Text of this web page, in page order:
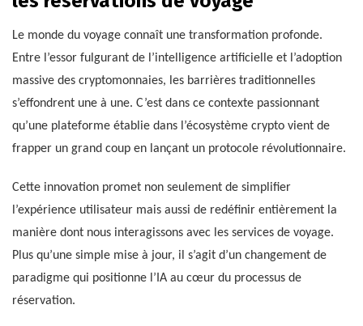
Le monde du voyage connaît une transformation profonde.
Entre l’essor fulgurant de l’intelligence artificielle et l’adoption
massive des cryptomonnaies, les barrières traditionnelles
s’effondrent une à une. C’est dans ce contexte passionnant
qu’une plateforme établie dans l’écosystème crypto vient de
frapper un grand coup en lançant un protocole révolutionnaire.
Cette innovation promet non seulement de simplifier
l’expérience utilisateur mais aussi de redéfinir entièrement la
manière dont nous interagissons avec les services de voyage.
Plus qu’une simple mise à jour, il s’agit d’un changement de
paradigme qui positionne l’IA au cœur du processus de
réservation.